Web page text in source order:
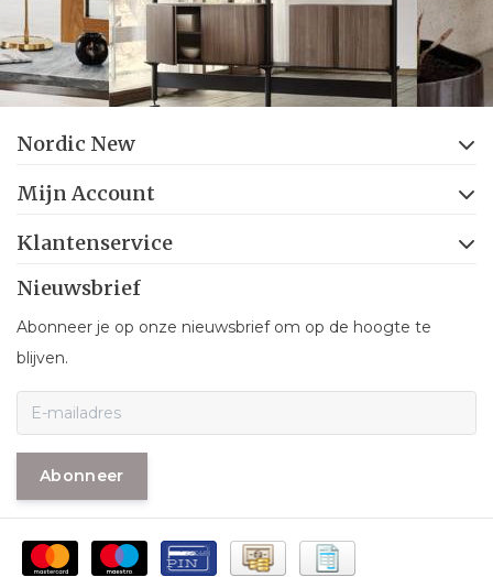
Nordic New
Mijn Account
Klantenservice
Nieuwsbrief
Abonneer je op onze nieuwsbrief om op de hoogte te
blijven.
Abonneer